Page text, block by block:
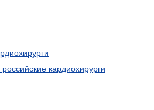
кардиохирурги